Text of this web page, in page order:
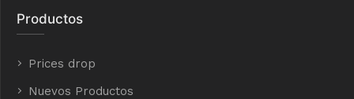
Productos
Prices drop
Nuevos Productos